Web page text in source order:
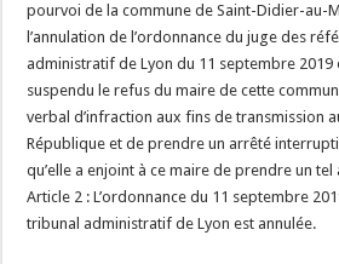
pourvoi de la commune de Saint-Didier-au-
l’annulation de l’ordonnance du juge des
administratif de Lyon du 11 septembre 2019
suspendu le refus du maire de cette
verbal d’infraction aux fins de transmission
République et de prendre un arrêté
qu’elle a enjoint à ce maire de prendre un tel
Article 2 : L’ordonnance du 11 septembre
tribunal administratif de Lyon est annulée.